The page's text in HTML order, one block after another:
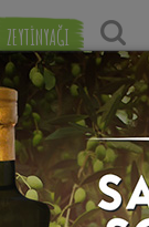
ZEYTİNYAĞI
Tarihe